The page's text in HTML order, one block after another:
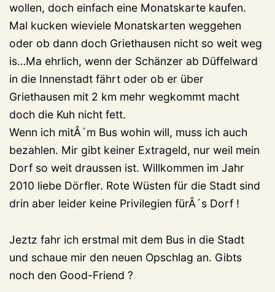
wollen, doch einfach eine Monatskarte kaufen.
Mal kucken wieviele Monatskarten weggehen
oder ob dann doch Griethausen nicht so weit weg
is…Ma ehrlich, wenn der Schänzer ab Düffelward
in die Innenstadt fährt oder ob er über
Griethausen mit 2 km mehr wegkommt macht
doch die Kuh nicht fett.
Wenn ich mitÂ´m Bus wohin will, muss ich auch
bezahlen. Mir gibt keiner Extrageld, nur weil mein
Dorf so weit draussen ist. Willkommen im Jahr
2010 liebe Dörfler. Rote Wüsten für die Stadt sind
drin aber leider keine Privilegien fürÂ´s Dorf !
Jeztz fahr ich erstmal mit dem Bus in die Stadt
und schaue mir den neuen Opschlag an. Gibts
noch den Good-Friend ?